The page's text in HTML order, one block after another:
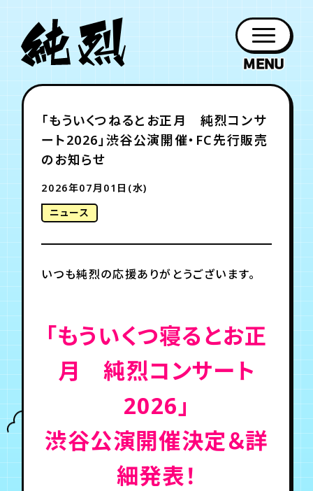
お知らせ 日程
SCHEDULE
チケット
TICKET
紹介 作品
DISCOGRAPHY
日記
BLOG
グッズ ホーム
HOME
ファン
クラブ
会員登録
チケット お知らせ
FC NEWS
ムービー
会員登録 ログイン
チケット
FC TICKET
お知らせ
月会員制ファンクラブ
「もういくつねるとお正月 純烈コンサ
ート2026」渋谷公演開催・FC先行販売
のお知らせ
2026年07月01日(水)
ニュース
いつも純烈の応援ありがとうございます。
「もういくつ寝るとお正
月 純烈コンサート
2026」
渋谷公演開催決定＆詳
細発表！